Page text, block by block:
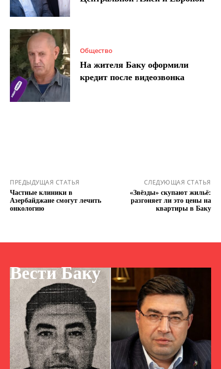
Общество
На жителя Баку оформили
кредит после видеозвонка
ПРЕДЫДУЩАЯ СТАТЬЯ
Частные клиники в
Азербайджане смогут лечить
онкологию
СЛЕДУЮЩАЯ СТАТЬЯ
«Звёзды» скупают жильё:
разгоняет ли это цены на
квартиры в Баку
Вести Баку